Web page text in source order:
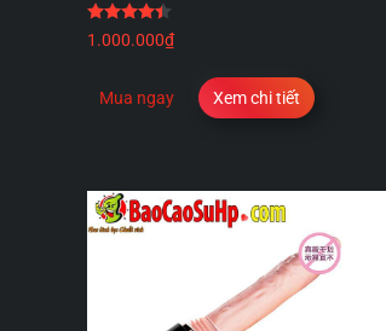
1.000.000₫
Mua ngay Xem chi tiết